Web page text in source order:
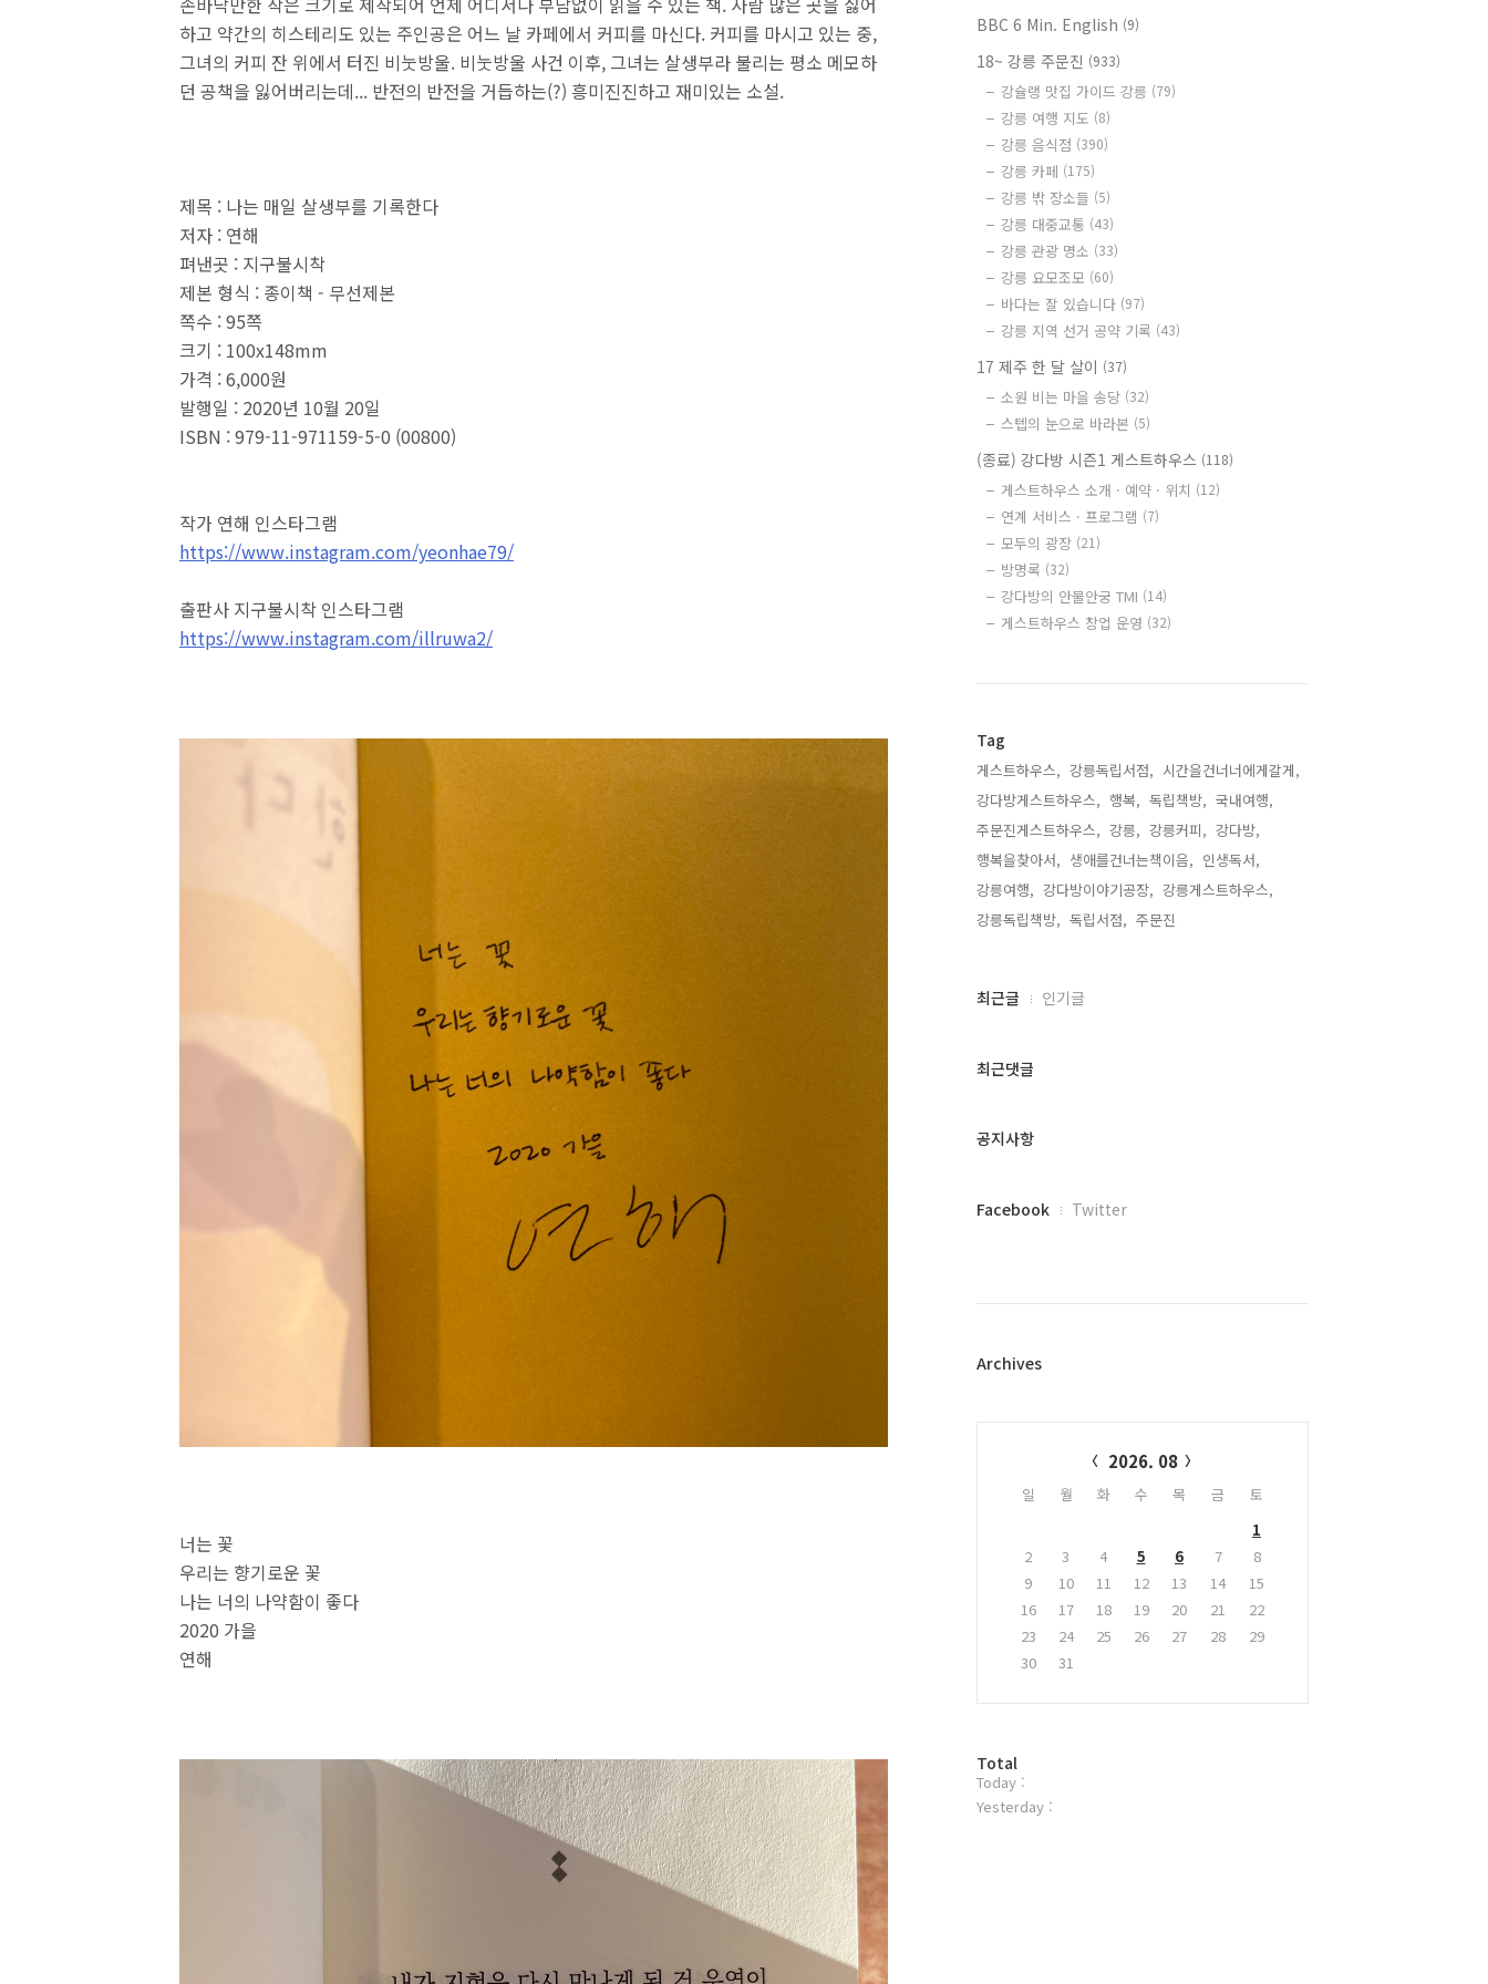
하고 약간의 히스테리도 있는 주인공은 어느 날 카페에서 커피를 마신다. 커피를 마시고 있는 중,
그녀의 커피 잔 위에서 터진 비눗방울. 비눗방울 사건 이후, 그녀는 살생부라 불리는 평소 메모하
던 공책을 잃어버리는데... 반전의 반전을 거듭하는(?) 흥미진진하고 재미있는 소설.
제목 : 나는 매일 살생부를 기록한다
저자 : 연해
펴낸곳 : 지구불시착
제본 형식 : 종이책 - 무선제본
쪽수 : 95쪽
크기 : 100x148mm
가격 : 6,000원
발행일 : 2020년 10월 20일
ISBN : 979-11-971159-5-0 (00800)
작가 연해 인스타그램
https://www.instagram.com/yeonhae79/
출판사 지구불시착 인스타그램
https://www.instagram.com/illruwa2/
너는 꽃
우리는 향기로운 꽃
나는 너의 나약함이 좋다
2020 가을
연해
BBC 6 Min. English (9)
18~ 강릉 주문진 (933)
강슐랭 맛집 가이드 강릉 (79)
강릉 여행 지도 (8)
강릉 음식점 (390)
강릉 카페 (175)
강릉 밖 장소들 (5)
강릉 대중교통 (43)
강릉 관광 명소 (33)
강릉 요모조모 (60)
바다는 잘 있습니다 (97)
강릉 지역 선거 공약 기록 (43)
17 제주 한 달 살이 (37)
소원 비는 마을 송당 (32)
스텝의 눈으로 바라본 (5)
(종료) 강다방 시즌1 게스트하우스 (118)
게스트하우스 소개 · 예약 · 위치 (12)
연계 서비스 · 프로그램 (7)
모두의 광장 (21)
방명록 (32)
강다방의 안물안궁 TMI (14)
게스트하우스 창업 운영 (32)
Tag
게스트하우스, 강릉독립서점, 시간을건너너에게갈게,
강다방게스트하우스, 행복, 독립책방, 국내여행,
주문진게스트하우스, 강릉, 강릉커피, 강다방,
행복을찾아서, 생애를건너는책이음, 인생독서,
강릉여행, 강다방이야기공장, 강릉게스트하우스,
강릉독립책방, 독립서점, 주문진,
최
과
글
최근글 인기글
최근댓글
공지사항
페
플
Facebook Twitter
Archives
2026. 08
일 월 화 수 목 금
토
1
2
3 4 5 6 7
8
9
10 11 12 13 14
15
16
17 18 19 20 21
22
23
24 25 26 27 28
29
30
31
방
문
자
Total
Today :
Yesterday :